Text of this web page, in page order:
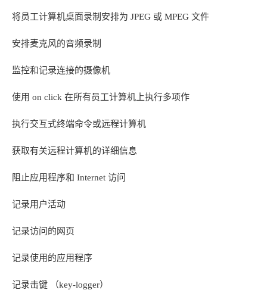
将员工计算机桌面录制安排为 JPEG 或 MPEG 文件
安排麦克风的音频录制
监控和记录连接的摄像机
使用 on click 在所有员工计算机上执行多项作
执行交互式终端命令或远程计算机
获取有关远程计算机的详细信息
阻止应用程序和 Internet 访问
记录用户活动
记录访问的网页
记录使用的应用程序
记录击键 （key-logger）